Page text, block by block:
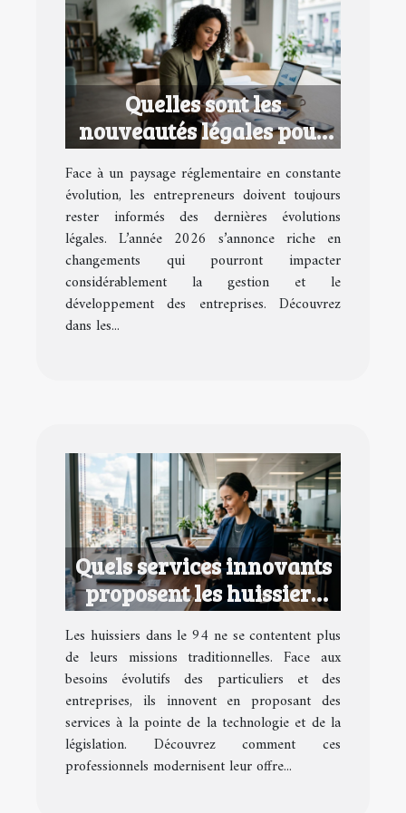
Quelles sont les
nouveautés légales pour
les entrepreneurs en 2026
?
Face à un paysage réglementaire en constante
évolution, les entrepreneurs doivent toujours
rester informés des dernières évolutions
légales. L’année 2026 s’annonce riche en
changements qui pourront impacter
considérablement la gestion et le
développement des entreprises. Découvrez
dans les...
Quels services innovants
proposent les huissiers
dans le 94 ?
Les huissiers dans le 94 ne se contentent plus
de leurs missions traditionnelles. Face aux
besoins évolutifs des particuliers et des
entreprises, ils innovent en proposant des
services à la pointe de la technologie et de la
législation. Découvrez comment ces
professionnels modernisent leur offre...